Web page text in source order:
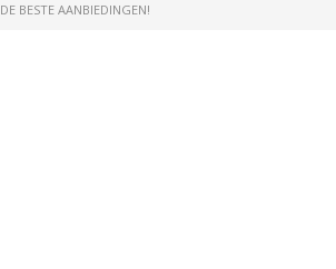
DE BESTE AANBIEDINGEN!